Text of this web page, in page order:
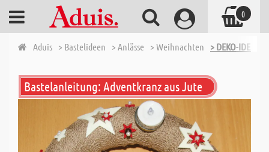
Aduis > Bastelideen > Anlässe > Weihnachten > DEKO-IDEEN
Bastelanleitung: Adventkranz aus Jute
0